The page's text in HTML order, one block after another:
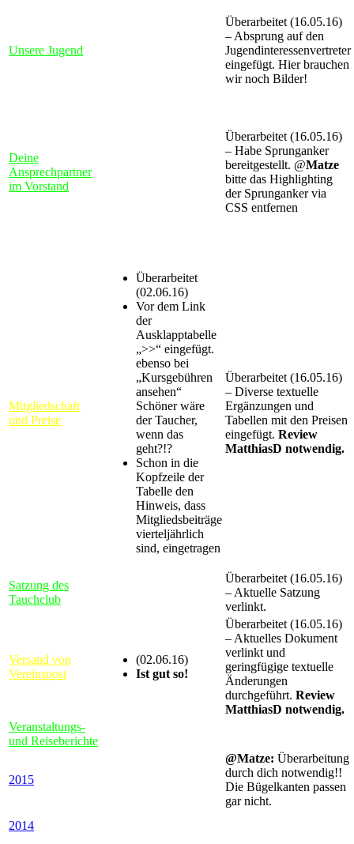
Unsere Jugend
Überarbeitet (16.05.16)
– Absprung auf den
Jugendinteressenvertreter
eingefügt. Hier brauchen
wir noch Bilder!
Deine
Ansprechpartner
im Vorstand
Überarbeitet (16.05.16)
– Habe Sprunganker
bereitgestellt. @Matze
bitte das Highlighting
der Sprunganker via
CSS entfernen
Mitgliedschaft
und Preise
Überarbeitet
(02.06.16)
Vor dem Link
der
Ausklapptabelle
„>>“ eingefügt.
ebenso bei
„Kursgebühren
ansehen“
Schöner wäre
der Taucher,
wenn das
geht?!?
Schon in die
Kopfzeile der
Tabelle den
Hinweis, dass
Mitgliedsbeiträge
vierteljährlich
sind, eingetragen
Überarbeitet (16.05.16)
– Diverse textuelle
Ergänzungen und
Tabellen mit den Preisen
eingefügt. Review
MatthiasD notwendig.
Satzung des
Tauchclub
Überarbeitet (16.05.16)
– Aktuelle Satzung
verlinkt.
Versand von
Vereinspost
(02.06.16)
Ist gut so!
Überarbeitet (16.05.16)
– Aktuelles Dokument
verlinkt und
geringfügige textuelle
Änderungen
durchgeführt. Review
MatthiasD notwendig.
Veranstaltungs-
und Reiseberichte
2015
@Matze: Überarbeitung
durch dich notwendig!!
Die Bügelkanten passen
gar nicht.
2014